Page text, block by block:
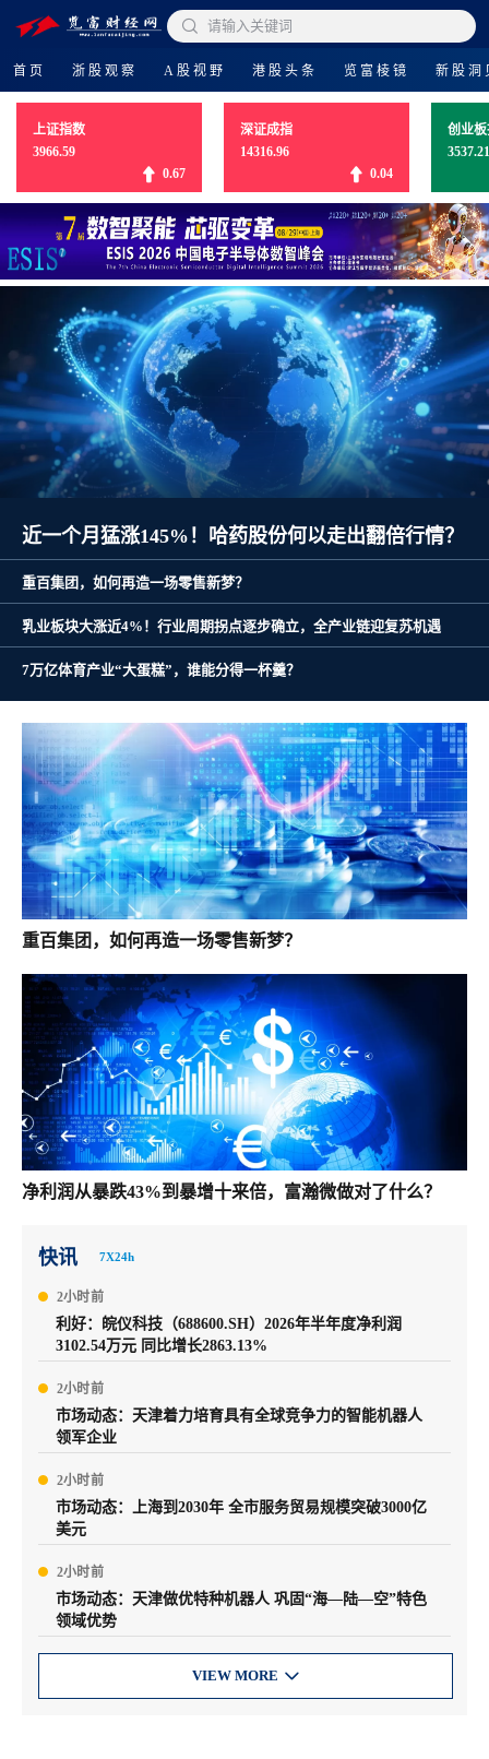
 请输入关键词
首页 浙股观察 A股视野 港股头条 览富棱镜 新股洞
上证指数
3966.59
0.67
深证成指
14316.96
0.04
创业
3537.21
近一个月猛涨145%！哈药股份何以走出翻倍行情？
重百集团，如何再造一场零售新梦？
乳业板块大涨近4%！行业周期拐点逐步确立，全产业链迎复苏机遇
7万亿体育产业“大蛋糕”，谁能分得一杯羹？
重百集团，如何再造一场零售新梦？
净利润从暴跌43%到暴增十来倍，富瀚微做对了什么？
快讯 7X24h
2小时前
利好：皖仪科技（688600.SH）2026年半年度净利润
3102.54万元 同比增长2863.13%
2小时前
市场动态：天津着力培育具有全球竞争力的智能机器人
领军企业
2小时前
市场动态：上海到2030年 全市服务贸易规模突破3000亿
美元
2小时前
市场动态：天津做优特种机器人 巩固“海—陆—空”特色
领域优势
VIEW MORE 